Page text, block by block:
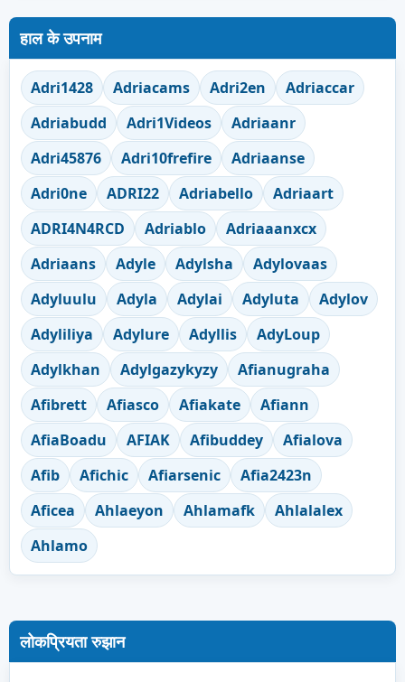
हाल के उपनाम
Adri1428 Adriacams Adri2en
Adriaccar
Adriabudd
Adri1Videos
Adriaanr
Adri45876
Adri10frefire
Adriaanse
Adri0ne
ADRI22 Adriabello
Adriaart
ADRI4N4RCD
Adriablo
Adriaaanxcx
Adriaans
Adyle Adylsha
Adylovaas
Adyluulu
Adyla Adylai Adyluta
Adylov
Adyliliya
Adylure Adyllis
AdyLoup
Adylkhan
Adylgazykyzy
Afianugraha
Afibrett
Afiasco Afiakate
Afiann
AfiaBoadu
AFIAK Afibuddey
Afialova
Afib
Afichic Afiarsenic
Afia2423n
Aficea
Ahlaeyon Ahlamafk
Ahlalalex
Ahlamo
लोकप्रियता रुझान